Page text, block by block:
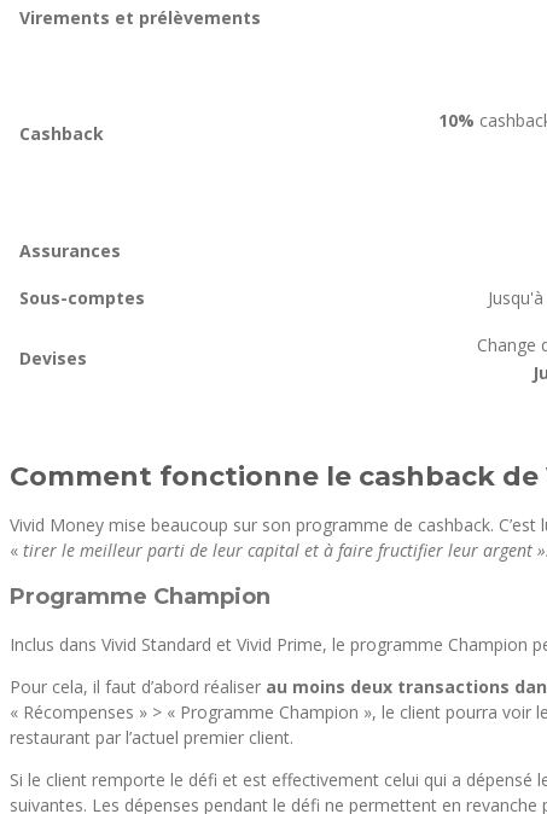
Virements et prélèvements
Cashback
10%
Assurances
Sous-comptes
Devises
Change
Comment fonctionne le cashback de
Vivid Money mise beaucoup sur son programme de cashback.
« tirer le meilleur parti de leur capital et à faire fructifier leur argent ».
Programme Champion
Inclus dans Vivid Standard et Vivid Prime, le programme Champion
Pour cela, il faut d’abord réaliser au moins deux transactions
« Récompenses » > « Programme Champion », le client pourra
restaurant par l’actuel premier client.
Si le client remporte le défi et est effectivement celui qui a dépensé
suivantes. Les dépenses pendant le défi ne permettent en revanche